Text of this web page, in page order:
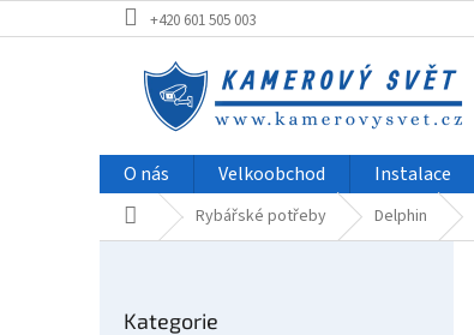
na
+420 601 505 003
O nás Velkoobchod Instalace
Domů Rybářské potřeby Delphin
kategorie
Kategorie